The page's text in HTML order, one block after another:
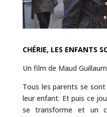
CHÉRIE, LES ENFANTS
Un film de Maud
Tous les parents se
leur enfant. Et puis ce
se transforme et un